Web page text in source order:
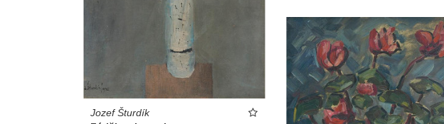
Jozef Šturdík